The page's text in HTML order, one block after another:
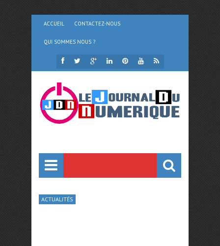
ACCUEIL CONTACTEZ-NOUS
QUI SOMMES NOUS ?
ACTUALITÉS